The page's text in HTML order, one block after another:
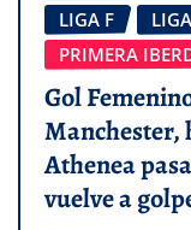
LIGA F
PRIMERA
Gol
Manchester,
Athenea
vuelve a